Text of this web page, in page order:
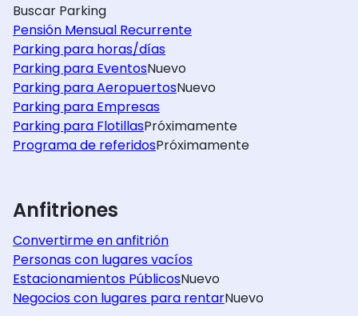
Buscar Parking
Pensión Mensual Recurrente
Parking para horas/días
Parking para EventosNuevo
Parking para AeropuertosNuevo
Parking para Empresas
Parking para FlotillasPróximamente
Programa de referidosPróximamente
Anfitriones
Convertirme en anfitrión
Personas con lugares vacíos
Estacionamientos PúblicosNuevo
Negocios con lugares para rentarNuevo